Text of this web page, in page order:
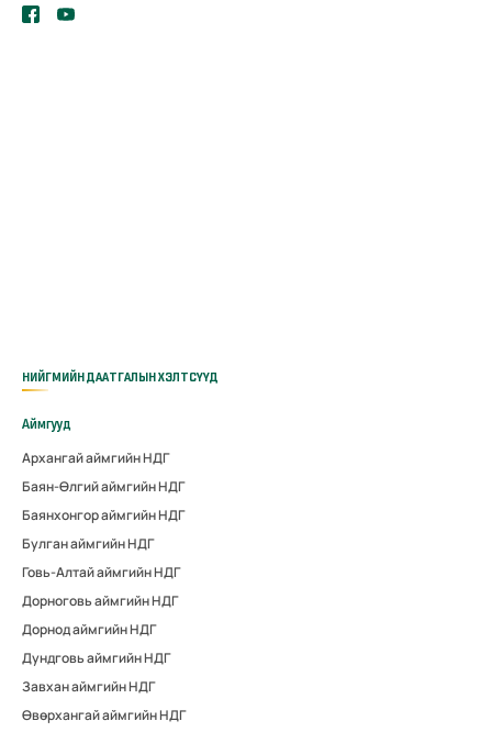
НИЙГМИЙН ДААТГАЛЫН ХЭЛТСҮҮД
Аймгууд
Архангай аймгийн НДГ
Баян-Өлгий аймгийн НДГ
Баянхонгор аймгийн НДГ
Булган аймгийн НДГ
Говь-Алтай аймгийн НДГ
Дорноговь аймгийн НДГ
Дорнод аймгийн НДГ
Дундговь аймгийн НДГ
Завхан аймгийн НДГ
Өвөрхангай аймгийн НДГ